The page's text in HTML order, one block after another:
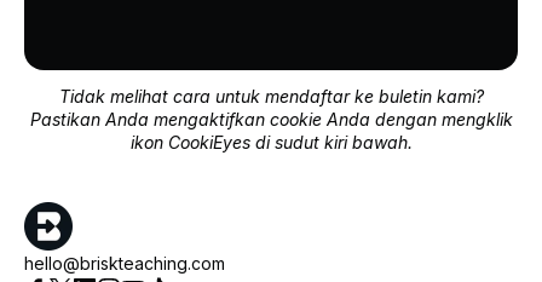
Tidak melihat cara untuk mendaftar ke buletin kami?
Pastikan Anda mengaktifkan cookie Anda dengan mengklik
ikon CookiEyes di sudut kiri bawah.
hello@briskteaching.com